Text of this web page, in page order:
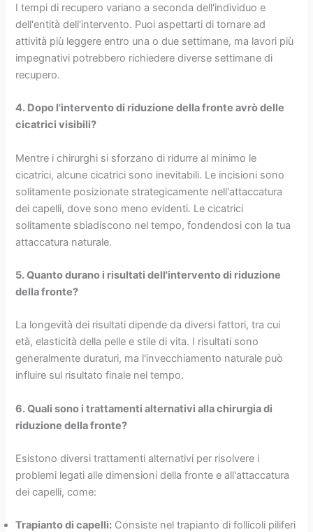
I tempi di recupero variano a seconda dell'individuo e
dell'entità dell'intervento. Puoi aspettarti di tornare ad
attività più leggere entro una o due settimane, ma lavori più
impegnativi potrebbero richiedere diverse settimane di
recupero.
4. Dopo l'intervento di riduzione della fronte avrò delle
cicatrici visibili?
Mentre i chirurghi si sforzano di ridurre al minimo le
cicatrici, alcune cicatrici sono inevitabili. Le incisioni sono
solitamente posizionate strategicamente nell'attaccatura
dei capelli, dove sono meno evidenti. Le cicatrici
solitamente sbiadiscono nel tempo, fondendosi con la tua
attaccatura naturale.
5. Quanto durano i risultati dell'intervento di riduzione
della fronte?
La longevità dei risultati dipende da diversi fattori, tra cui
età, elasticità della pelle e stile di vita. I risultati sono
generalmente duraturi, ma l'invecchiamento naturale può
influire sul risultato finale nel tempo.
6. Quali sono i trattamenti alternativi alla chirurgia di
riduzione della fronte?
Esistono diversi trattamenti alternativi per risolvere i
problemi legati alle dimensioni della fronte e all'attaccatura
dei capelli, come:
Trapianto di capelli: Consiste nel trapianto di follicoli piliferi